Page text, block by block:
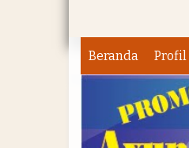
Beranda Profil